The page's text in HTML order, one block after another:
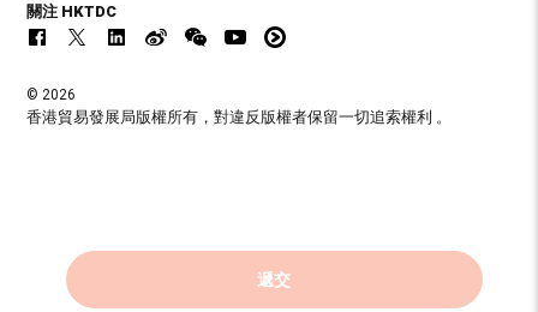
遞交
關注 HKTDC
© 2026
香港貿易發展局版權所有，對違反版權者保留一切追索權利 。